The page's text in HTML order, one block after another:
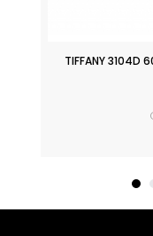
TIFFANY 3104D